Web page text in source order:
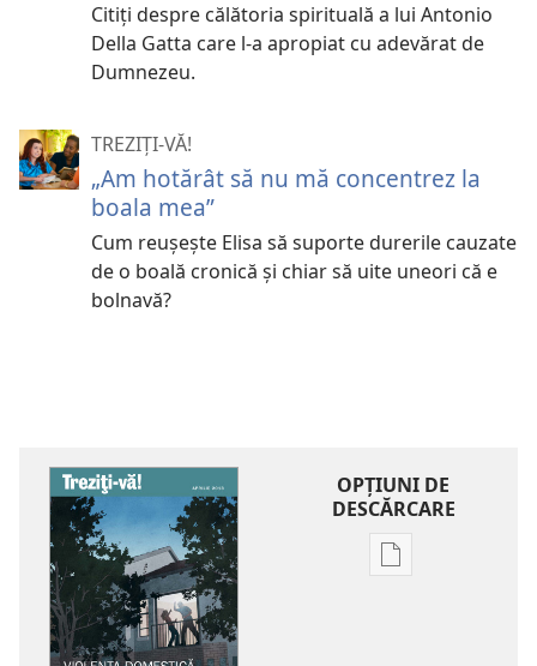
Citiţi despre călătoria spirituală a lui Antonio
Della Gatta care l-a apropiat cu adevărat de
Dumnezeu.
TREZIȚI-VĂ!
„Am hotărât să nu mă concentrez la
boala mea”
Cum reuşeşte Elisa să suporte durerile cauzate
de o boală cronică şi chiar să uite uneori că e
bolnavă?
OPŢIUNI DE
DESCĂRCARE
Opțiuni